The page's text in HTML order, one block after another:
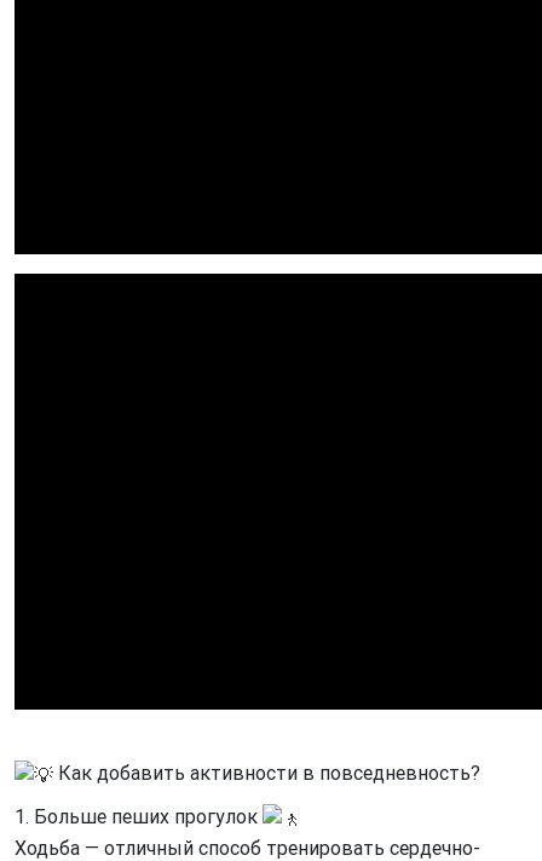
Как добавить активности в повседневность?
1. Больше пеших прогулок
Ходьба — отличный способ тренировать сердечно-